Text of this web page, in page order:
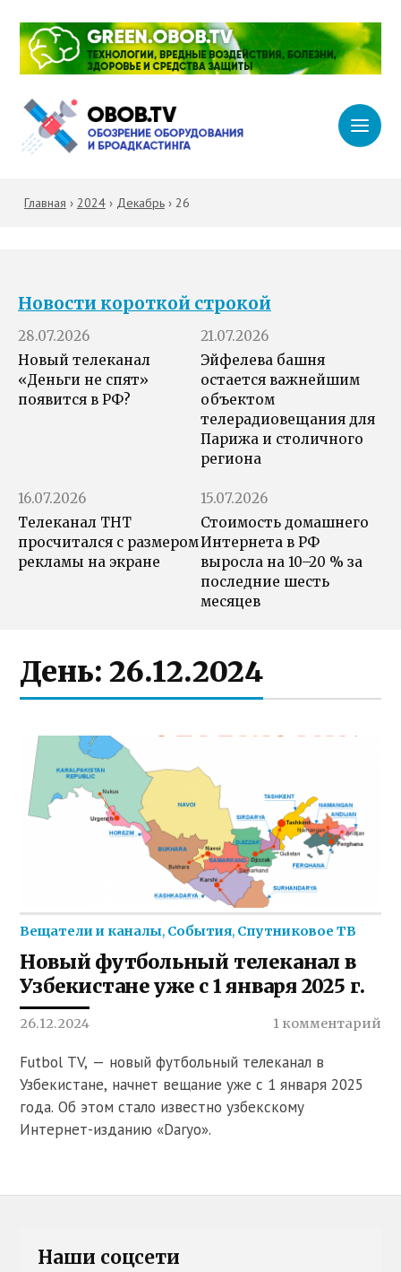
Главная › 2024› Декабрь› 26
Новости короткой строкой
28.07.2026
Новый телеканал
«Деньги не спят»
появится в РФ?
21.07.2026
Эйфелева башня
остается важнейшим
объектом
телерадиовещания для
Парижа и столичного
региона
16.07.2026
Телеканал ТНТ
просчитался с размером
рекламы на экране
15.07.2026
Стоимость домашнего
Интернета в РФ
выросла на 10–20 % за
последние шесть
месяцев
День:26.12.2024
Вещатели и каналы, События, Спутниковое ТВ
Новый футбольный телеканал в
Узбекистане уже с 1 января 2025 г.
26.12.2024 1 комментарий
Futbol TV, — новый футбольный телеканал в
Узбекистане, начнет вещание уже с 1 января 2025
года. Об этом стало известно узбекскому
Интернет-изданию «Daryo».
Наши соцсети